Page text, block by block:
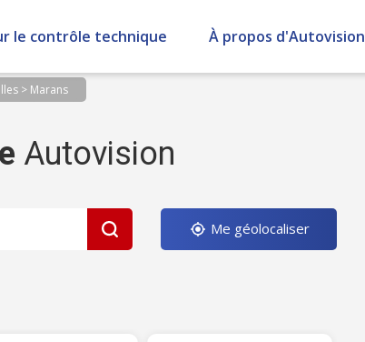
le contrôle technique À propos d'Autovision
> Marans
Autovision
Me géolocaliser